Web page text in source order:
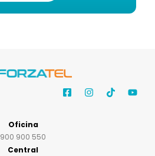
Oficina
900 900 550
Central